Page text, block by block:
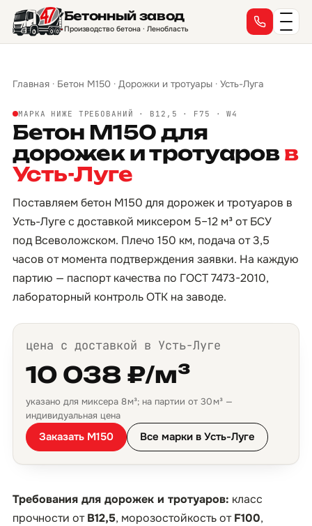
Бетонный завод
Производство бетона · Ленобласть
Главная · Бетон М150 · Дорожки и тротуары · Усть-Луга
МАРКА НИЖЕ ТРЕБОВАНИЙ · B12,5 · F75 · W4
Бетон М150 для
дорожек и тротуаров в
Усть-Луге
Поставляем бетон М150 для дорожек и тротуаров в
Усть-Луге с доставкой миксером 5–12 м³ от БСУ
под Всеволожском. Плечо 150 км, подача от 3,5
часов от момента подтверждения заявки. На каждую
партию — паспорт качества по ГОСТ 7473-2010,
лабораторный контроль ОТК на заводе.
цена с доставкой в Усть-Луге
10 038 ₽/м³
указано для миксера 8 м³; на партии от 30 м³ —
индивидуальная цена
Заказать М150 Все марки в Усть-Луге
Требования для дорожек и тротуаров: класс
прочности отB12,5, морозостойкость отF100,